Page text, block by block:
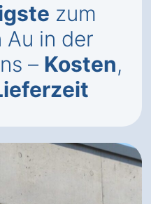
zum
Au in der
– Kosten,